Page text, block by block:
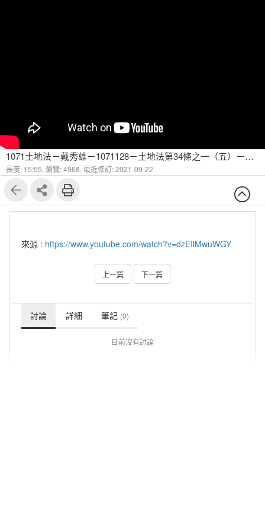
1071土地法－戴秀雄－1071128－土地法第34條之一（五）－共有物分割
長度: 15:55, 瀏覽: 4968, 最近修訂: 2021-09-22
來源 : https://www.youtube.com/watch?v=dzEIlMwuWGY
上一篇 下一篇
討論 詳細 筆記 (0)
目前沒有討論